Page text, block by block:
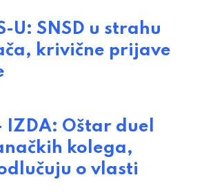
U: SNSD u strahu
krivične prijave
IZDA: Oštar duel
kolega,
o vlasti